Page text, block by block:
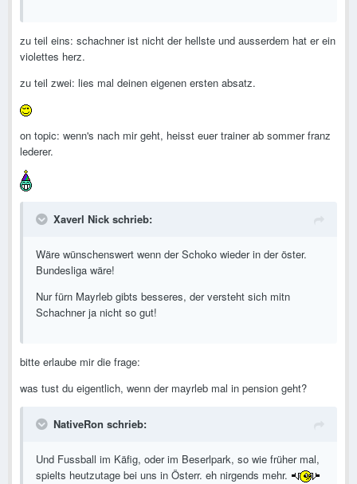
zu teil eins: schachner ist nicht der hellste und ausserdem hat er ein
violettes herz.
zu teil zwei: lies mal deinen eigenen ersten absatz.
on topic: wenn's nach mir geht, heisst euer trainer ab sommer franz
lederer.
Xaverl Nick schrieb:
Wäre wünschenswert wenn der Schoko wieder in der öster.
Bundesliga wäre!
Nur fürn Mayrleb gibts besseres, der versteht sich mitn
Schachner ja nicht so gut!
bitte erlaube mir die frage:
was tust du eigentlich, wenn der mayrleb mal in pension geht?
NativeRon schrieb:
Und Fussball im Käfig, oder im Beserlpark, so wie früher mal,
spielts heutzutage bei uns in Österr. eh nirgends mehr.